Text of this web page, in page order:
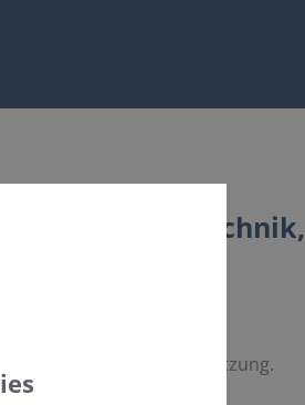
­­­­– ob Haustechnik,
bis zur fertigen Umsetzung.